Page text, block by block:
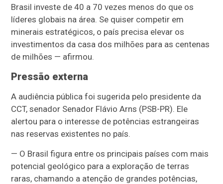
Brasil investe de 40 a 70 vezes menos do que os
líderes globais na área. Se quiser competir em
minerais estratégicos, o país precisa elevar os
investimentos da casa dos milhões para as centenas
de milhões — afirmou.
Pressão externa
A audiência pública foi sugerida pelo presidente da
CCT, senador Senador Flávio Arns (PSB-PR). Ele
alertou para o interesse de potências estrangeiras
nas reservas existentes no país.
— O Brasil figura entre os principais países com mais
potencial geológico para a exploração de terras
raras, chamando a atenção de grandes potências,